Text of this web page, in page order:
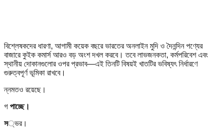
বিশ্লেষকদের ধারণা, আগামী কয়েক বছরে ভারতের অনলাইন মুদি ও দৈনন্দিন পণ্যের
বাজারে কুইক কমার্স আরও বড় অংশ দখল করবে। তবে লাভজনকতা, কর্মপরিবেশ এবং
স্থানীয় দোকানগুলোর ওপর প্রভাব—এই তিনটি বিষয়ই খাতটির ভবিষ্যৎ নির্ধারণে
গুরুত্বপূর্ণ ভূমিকা রাখবে।
ন্নমতও রয়েছে।
গ পাচ্ছে।
স্ভর।